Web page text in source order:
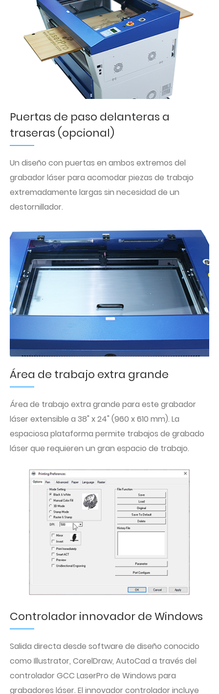
Puertas de paso delanteras a
traseras (opcional)
Un diseño con puertas en ambos extremos del
grabador láser para acomodar piezas de trabajo
extremadamente largas sin necesidad de un
destornillador.
Área de trabajo extra grande
Área de trabajo extra grande para este grabador
láser extensible a 38" x 24" (960 x 610 mm). La
espaciosa plataforma permite trabajos de grabado
láser que requieren un gran espacio de trabajo.
Controlador innovador de Windows
Salida directa desde software de diseño conocido
como Illustrator, CorelDraw, AutoCad a través del
controlador GCC LaserPro de Windows para
grabadores láser. El innovador controlador incluye